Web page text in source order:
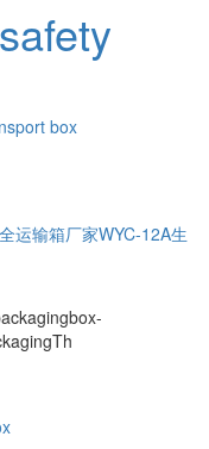
box
运输箱厂家WYC-12A生